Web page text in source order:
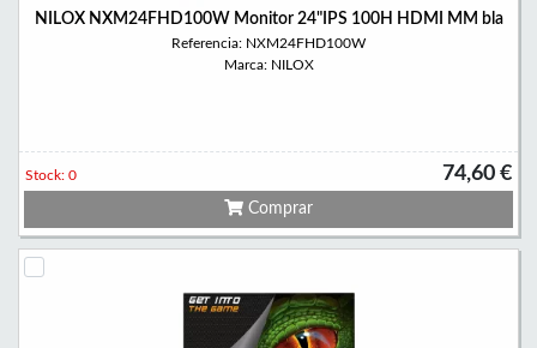
NILOX NXM24FHD100W Monitor 24"IPS 100H HDMI MM bla
Referencia: NXM24FHD100W
Marca: NILOX
74,60 €
Stock: 0
Comprar